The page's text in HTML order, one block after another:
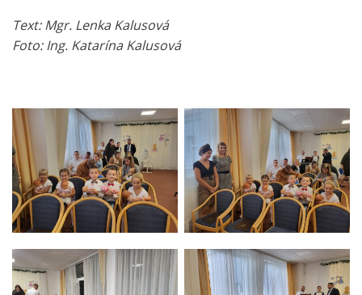
Text: Mgr. Lenka Kalusová
Foto: Ing. Katarína Kalusová